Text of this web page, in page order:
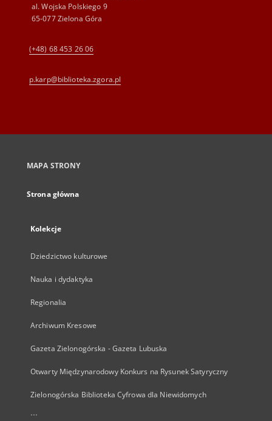
al. Wojska Polskiego 9
65-077 Zielona Góra
(+48) 68 453 26 06
p.karp@biblioteka.zgora.pl
MAPA STRONY
Strona główna
Kolekcje
Dziedzictwo kulturowe
Nauka i dydaktyka
Regionalia
Archiwum Kresowe
Gazeta Zielonogórska - Gazeta Lubuska
Otwarty Międzynarodowy Konkurs na Rysunek Satyryczny
Zielonogórska Biblioteka Cyfrowa dla Niewidomych
...